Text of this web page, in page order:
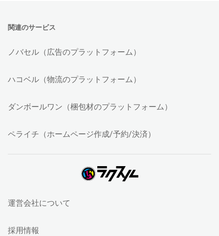
関連のサービス
ノバセル（広告のプラットフォーム）
ハコベル（物流のプラットフォーム）
ダンボールワン（梱包材のプラットフォーム）
ペライチ（ホームページ作成/予約/決済）
運営会社について
採用情報